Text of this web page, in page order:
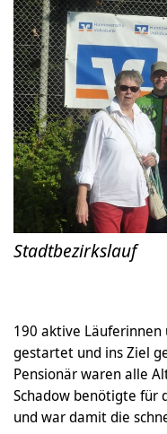
Stadtbezirkslauf
190 aktive Läuferinnen
gestartet und ins Ziel
Pensionär waren alle
Schadow benötigte für
und war damit die